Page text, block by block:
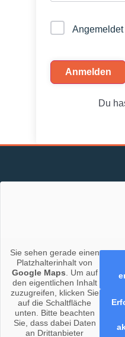
Anmelden
Du
Sie sehen gerade einen
Platzhalterinhalt von
Google Maps . Um auf
den eigentlichen Inhalt
zuzugreifen, klicken Sie
auf die Schaltfläche
unten. Bitte beachten
Sie, dass dabei Daten
an Drittanbieter